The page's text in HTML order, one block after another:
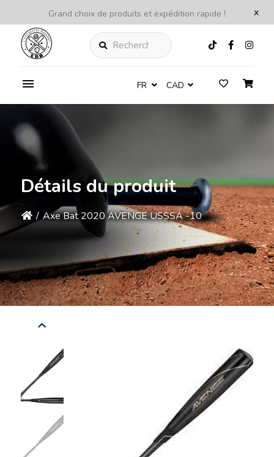
x
Grand choix de produits et expédition rapide !
Rechercher
FR CAD
Détails du produit
/ Axe Bat 2020 AVENGE USSSA -10